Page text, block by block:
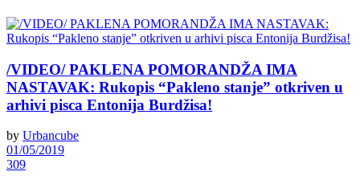
/VIDEO/ PAKLENA POMORANDŽA IMA
NASTAVAK: Rukopis “Pakleno stanje” otkriven u
arhivi pisca Entonija Burdžisa!
by Urbancube
01/05/2019
309